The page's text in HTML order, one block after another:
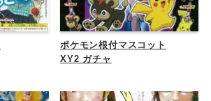
ポケモン根付マスコット
XY2 ガチャ